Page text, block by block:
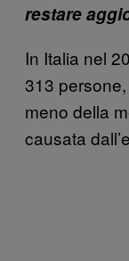
restare
In Italia nel
313
meno della
causata